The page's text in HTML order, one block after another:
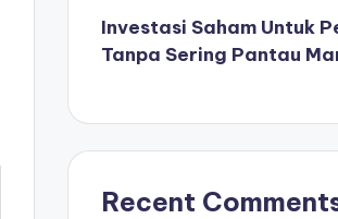
Investasi Saham Untuk
Tanpa Sering Pantau
Recent